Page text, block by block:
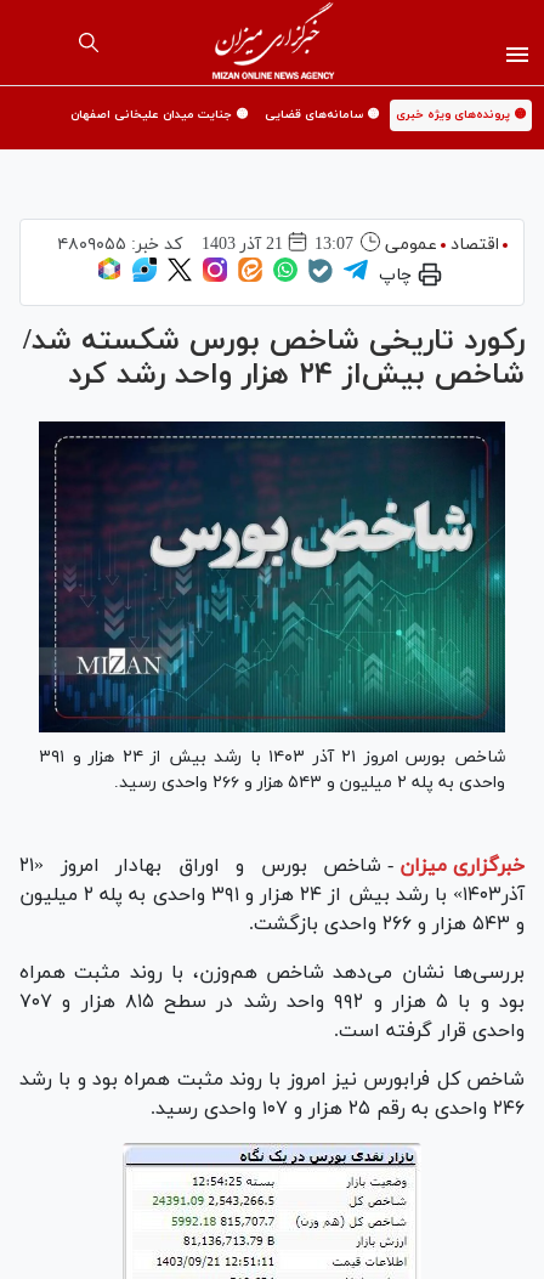
🟡 پرونده‌های ویژه خبری 🟡 سامانه‌های قضایی 🟡 جنایت میدان علیخانی اصفهان
اقتصاد عمومی 13:07 21 آذر 1403 کد خبر: ۴۸۰۹۰۵۵
چاپ
رکورد تاریخی شاخص بورس شکسته شد/
شاخص بیش‌از ۲۴ هزار واحد رشد کرد
شاخص بورس امروز ۲۱ آذر ۱۴۰۳ با رشد بیش از ۲۴ هزار و ۳۹۱
واحدی به پله ۲ میلیون و ۵۴۳ هزار و ۲۶۶ واحدی رسید.
خبرگزاری میزان -
شاخص بورس و اوراق بهادار امروز «۲۱
آذر۱۴۰۳» با رشد بیش از ۲۴ هزار و ۳۹۱ واحدی به پله ۲ میلیون
و ۵۴۳ هزار و ۲۶۶ واحدی بازگشت.
بررسی‌ها نشان می‌دهد شاخص هم‌وزن، با روند مثبت همراه
بود و با ۵ هزار و ۹۹۲ واحد رشد در سطح ۸۱۵ هزار و ۷۰۷
واحدی قرار گرفته است.
شاخص کل فرابورس نیز امروز با روند مثبت همراه بود و با رشد
۲۴۶ واحدی به رقم ۲۵ هزار و ۱۰۷ واحدی رسید.